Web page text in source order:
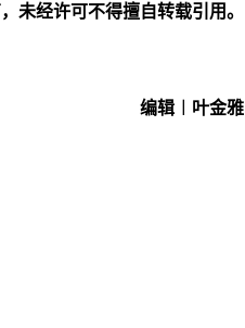
未经许可不得擅自转载引用。
编辑︱叶金雅